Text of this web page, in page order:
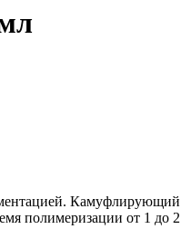
полимеризации от 1 до